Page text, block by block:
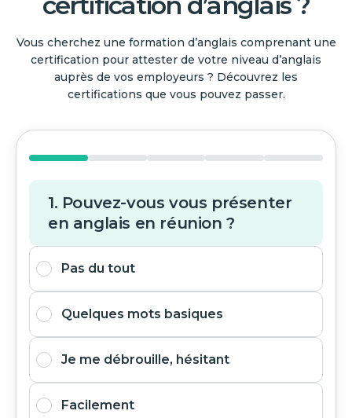
Vous cherchez une formation d’anglais comprenant une
certification pour attester de votre niveau d’anglais
auprès de vos employeurs ? Découvrez les
certifications que vous pouvez passer.
1. Pouvez-vous vous présenter
en anglais en réunion ?
Pas du tout
Quelques mots basiques
Je me débrouille, hésitant
Facilement